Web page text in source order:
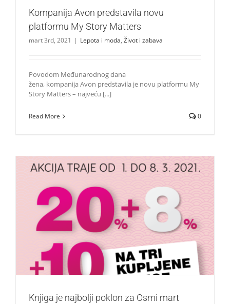
Kompanija Avon predstavila novu
platformu My Story Matters
mart 3rd, 2021 | Lepota i moda, Život i zabava
Povodom Međunarodnog dana
žena, kompanija Avon predstavila je novu platformu My
Story Matters – najveću [...]
Read More 0
Knjiga je najbolji poklon za Osmi mart
Život i zabava
Knjiga je najbolji poklon za Osmi mart